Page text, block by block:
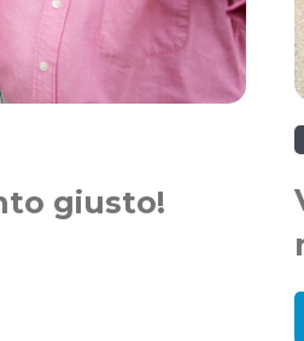
giusto!